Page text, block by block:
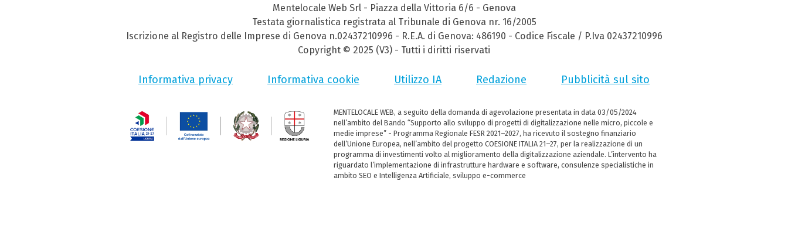
Mentelocale Web Srl - Piazza della Vittoria 6/6 - Genova
Testata giornalistica registrata al Tribunale di Genova nr. 16/2005
Iscrizione al Registro delle Imprese di Genova n.02437210996 - R.E.A. di Genova: 486190 - Codice Fiscale / P.Iva 02437210996
Copyright © 2025 (V3) - Tutti i diritti riservati
Informativa privacy Informativa cookie Utilizzo IA Redazione Pubblicità sul sito
MENTELOCALE WEB, a seguito della domanda di agevolazione presentata in data 03/05/2024
nell’ambito del Bando “Supporto allo sviluppo di progetti di digitalizzazione nelle micro, piccole e
medie imprese” - Programma Regionale FESR 2021–2027, ha ricevuto il sostegno finanziario
dell’Unione Europea, nell’ambito del progetto COESIONE ITALIA 21–27, per la realizzazione di un
programma di investimenti volto al miglioramento della digitalizzazione aziendale. L’intervento ha
riguardato l’implementazione di infrastrutture hardware e software, consulenze specialistiche in
ambito SEO e Intelligenza Artificiale, sviluppo e-commerce